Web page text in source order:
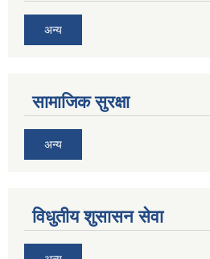
अन्य
सामाजिक सुरक्षा
अन्य
विधुतीय शुसासन सेवा